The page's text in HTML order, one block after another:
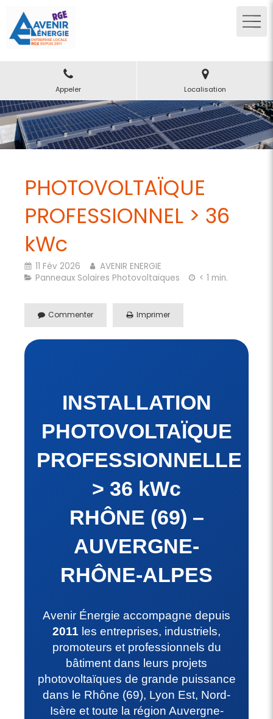
Appeler Localisation
PHOTOVOLTAÏQUE
PROFESSIONNEL > 36
kWc
11 Fév 2026
AVENIR ENERGIE
Panneaux Solaires Photovoltaïques
< 1 min.
Commenter Imprimer
INSTALLATION
PHOTOVOLTAÏQUE
PROFESSIONNELLE
> 36 kWc
RHÔNE (69) –
AUVERGNE-
RHÔNE-ALPES
Avenir Énergie accompagne depuis
2011 les entreprises, industriels,
promoteurs et professionnels du
bâtiment dans leurs projets
photovoltaïques de grande puissance
dans le Rhône (69), Lyon Est, Nord-
Isère et toute la région Auvergne-